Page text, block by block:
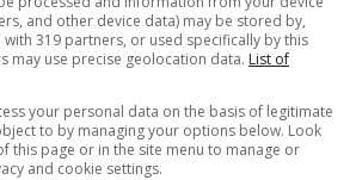
stabilito dall’autovelox, e
previste per questa
and other device data) may be stored by,
319 partners, or used specifically by this
may use precise geolocation data. List of
your personal data on the basis of legitimate
to by managing your options below. Look
this page or in the site menu to manage or
and cookie settings.